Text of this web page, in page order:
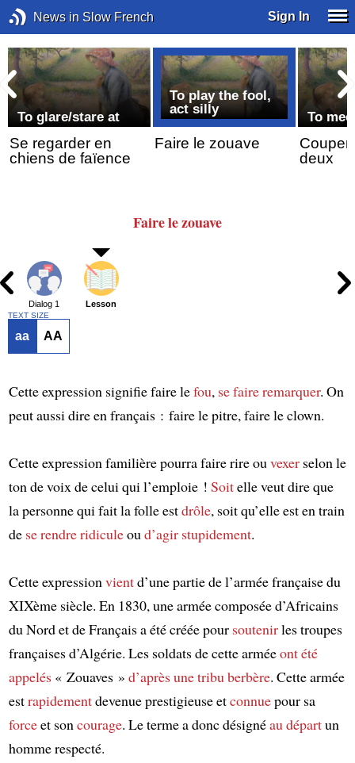
News in Slow French Sign In
To glare/stare at
Se regarder en
chiens de faïence
To play the fool,
act silly
Faire le zouave
To
Couper
deux
Faire le zouave
Dialog 1 Lesson
TEXT SIZE
aa AA
Cette expression signifie faire lefou, se faire remarquer. On
peut aussi dire en français : faire le pitre, faire le clown.
Cette expression familière pourra faire rire ou vexerselon le
ton de voix de celui qui l’emploie ! Soitelle veut dire que
la personne qui fait la folle estdrôle, soit qu’elle est en train
de se rendre ridiculeou d’agir stupidement.
Cette expression vientd’une partie de l’armée française du
XIXème siècle. En 1830, une armée composée d’Africains
du Nord et de Français a été créée pour soutenirles troupes
françaises d’Algérie. Les soldats de cette arméeont été
appelés« Zouaves » d’après une tribu berbère. Cette armée
estrapidementdevenue prestigieuse etconnuepour sa
forceet son courage. Le terme a donc désignéau départun
homme respecté.